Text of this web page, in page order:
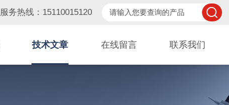
服务热线：15110015120
技术文章 在线留言 联系我们